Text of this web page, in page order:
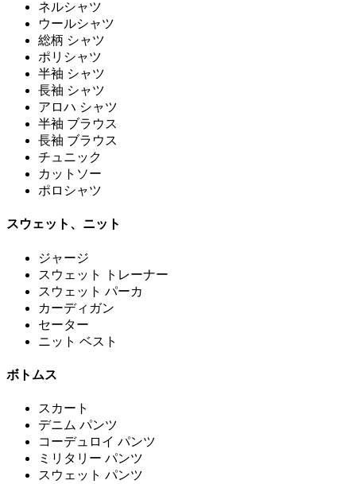
ネルシャツ
ウールシャツ
総柄 シャツ
ポリシャツ
半袖 シャツ
長袖 シャツ
アロハ シャツ
半袖 ブラウス
長袖 ブラウス
チュニック
カットソー
ポロシャツ
スウェット、ニット
ジャージ
スウェット トレーナー
スウェット パーカ
カーディガン
セーター
ニット ベスト
ボトムス
スカート
デニム パンツ
コーデュロイ パンツ
ミリタリー パンツ
スウェット パンツ